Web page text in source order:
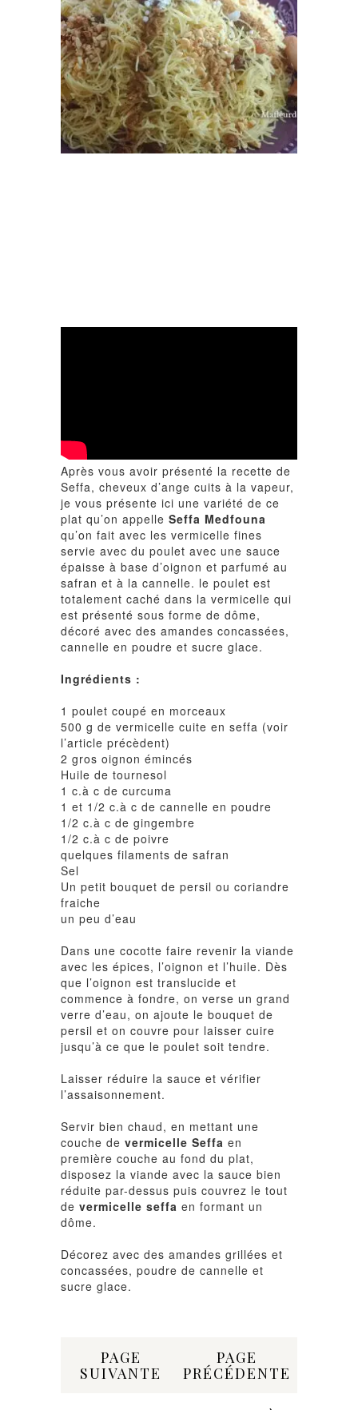
Après vous avoir présenté la recette de
Seffa, cheveux d’ange cuits à la vapeur,
je vous présente ici une variété de ce
plat qu’on appelleSeffa Medfouna
qu’on fait avec les vermicelle fines
servie avec du poulet avec une sauce
épaisse à base d’oignon et parfumé au
safran et à la cannelle. le poulet est
totalement caché dans la vermicelle qui
est présenté sous forme de dôme,
décoré avec des amandes concassées,
cannelle en poudre et sucre glace.
Ingrédients :
1 poulet coupé en morceaux
500 g de vermicelle cuite en seffa (voir
l’article précèdent)
2 gros oignon émincés
Huile de tournesol
1 c.à c de curcuma
1 et 1/2 c.à c de cannelle en poudre
1/2 c.à c de gingembre
1/2 c.à c de poivre
quelques filaments de safran
Sel
Un petit bouquet de persil ou coriandre
fraiche
un peu d’eau
Dans une cocotte faire revenir la viande
avec les épices, l’oignon et l’huile. Dès
que l’oignon est translucide et
commence à fondre, on verse un grand
verre d’eau, on ajoute le bouquet de
persil et on couvre pour laisser cuire
jusqu’à ce que le poulet soit tendre.
Laisser réduire la sauce et vérifier
l’assaisonnement.
Servir bien chaud, en mettant une
couche devermicelle Seffa en
première couche au fond du plat,
disposez la viande avec la sauce bien
réduite par-dessus puis couvrez le tout
devermicelle seffa en formant un
dôme.
Décorez avec des amandes grillées et
concassées, poudre de cannelle et
sucre glace.
PAGE
SUIVANTE
PAGE
PRÉCÉDENTE